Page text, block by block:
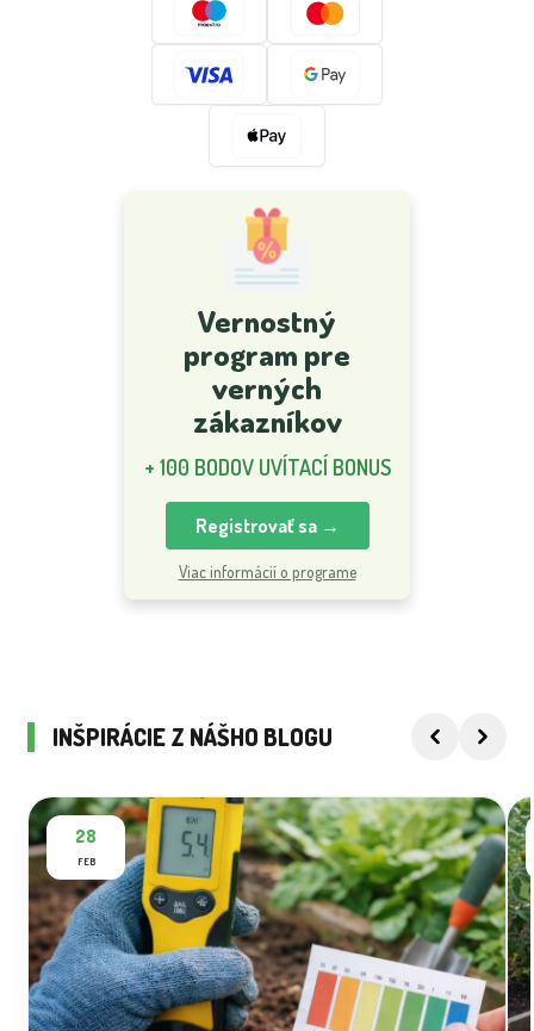
Vernostný
program pre
verných
zákazníkov
+ 100 BODOV UVÍTACÍ BONUS
Registrovať sa →
Viac informácií o programe
INŠPIRÁCIE Z NÁŠHO BLOGU
28
FEB